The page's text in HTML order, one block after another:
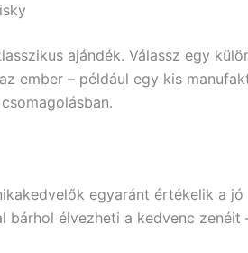
ajándék. Válassz egy
ember – például egy kis
egyaránt értékelik a
bárhol élvezheti a kedvenc